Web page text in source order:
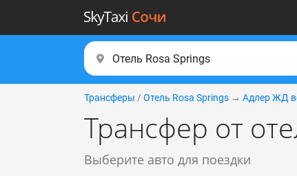
Трансферы / Отель Rosa Springs → Адлер ЖД
Трансфер от
Выберите авто для поездки